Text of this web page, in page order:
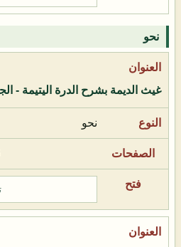
نحو
غيث الديمة بشرح الدرة اليتيمة -
نحو